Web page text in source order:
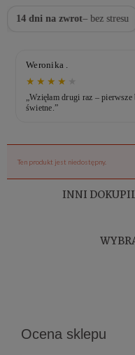
14 dni na zwrot– bez stresu
Weronika .
★★★★
„Wzięłam drugi raz – pierwsze
świetne.”
Ten produkt jest niedostępny.
INNI
Ocena sklepu